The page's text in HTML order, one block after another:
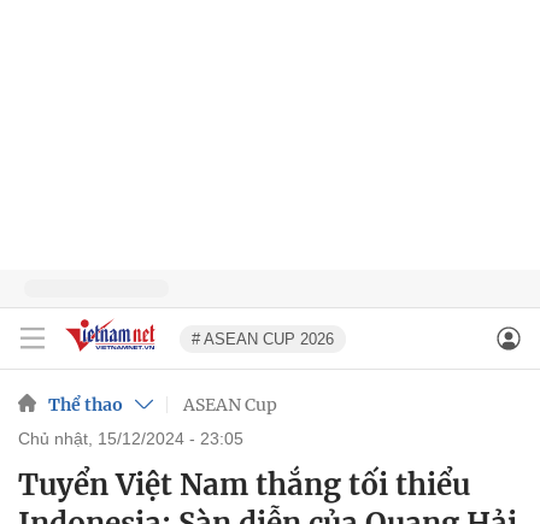
# ASEAN CUP 2026
Thể thao ASEAN Cup
chủ nhật, 15/12/2024 - 23:05
Tuyển Việt Nam thắng tối thiểu